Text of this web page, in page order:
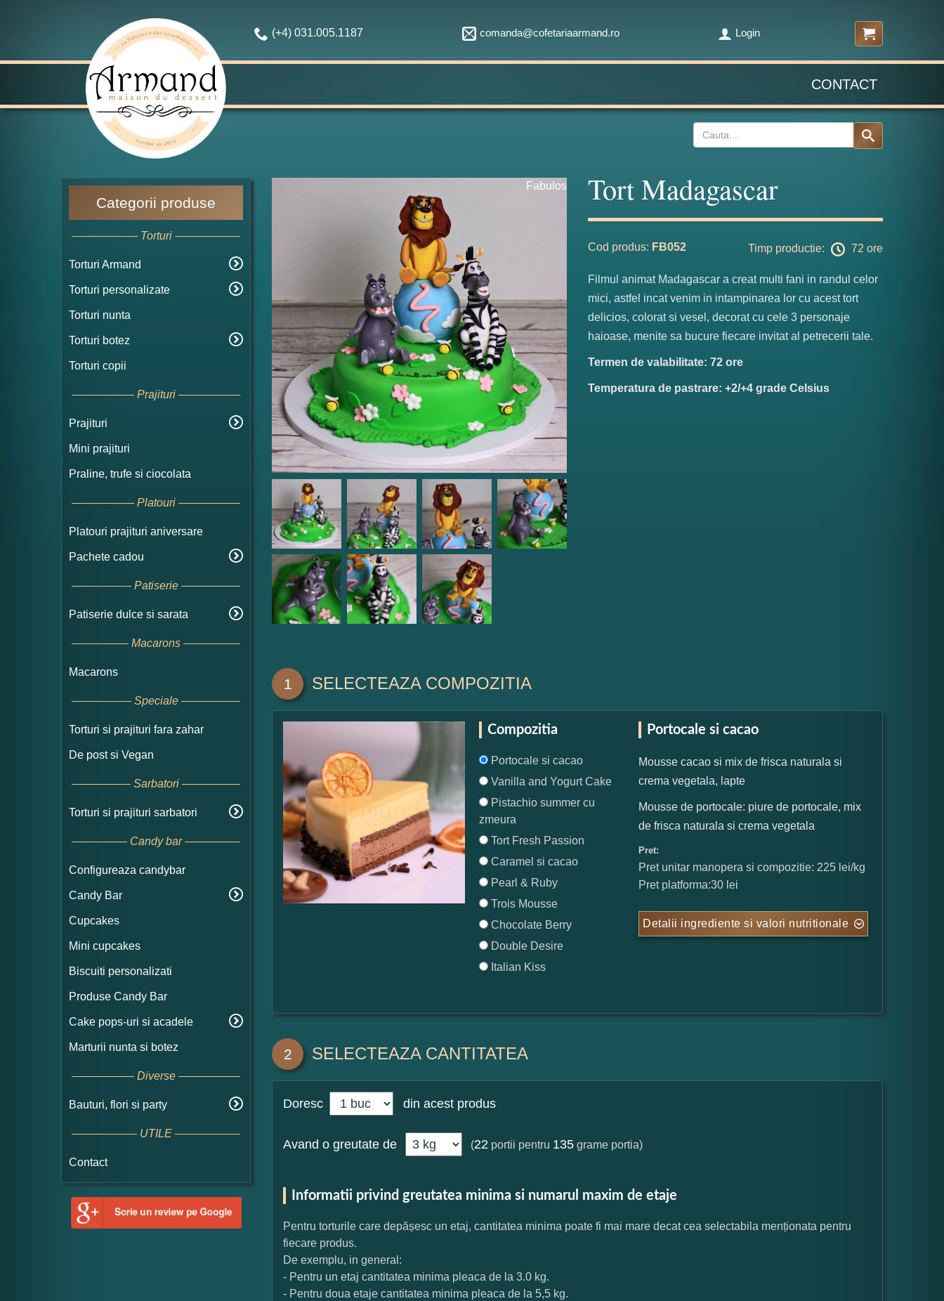
(+4) 031.005.1187 comanda@cofetariaarmand.ro Login
CONTACT
Categorii produse
Torturi
Torturi Armand
Torturi personalizate
Torturi nunta
Torturi botez
Torturi copii
Prajituri
Prajituri
Mini prajituri
Praline, trufe si ciocolata
Platouri
Platouri prajituri aniversare
Pachete cadou
Patiserie
Patiserie dulce si sarata
Macarons
Macarons
Speciale
Torturi si prajituri fara zahar
De post si Vegan
Sarbatori
Torturi si prajituri sarbatori
Candy bar
Configureaza candybar
Candy Bar
Cupcakes
Mini cupcakes
Biscuiti personalizati
Produse Candy Bar
Cake pops-uri si acadele
Marturii nunta si botez
Diverse
Bauturi, flori si party
UTILE
Contact
Fabulos Tort Madagascar
Cod produs: FB052 Timp productie: 72 ore
Filmul animat Madagascar a creat multi fani in randul celor
mici, astfel incat venim in intampinarea lor cu acest tort
delicios, colorat si vesel, decorat cu cele 3 personaje
haioase, menite sa bucure fiecare invitat al petrecerii tale.
Termen de valabilitate: 72 ore
Temperatura de pastrare: +2/+4 grade Celsius
1 SELECTEAZA COMPOZITIA
Compozitia
Portocale si cacao
Vanilla and Yogurt Cake
Pistachio summer cu
zmeura
Tort Fresh Passion
Caramel si cacao
Pearl & Ruby
Trois Mousse
Chocolate Berry
Double Desire
Italian Kiss
Portocale si cacao
Mousse cacao si mix de frisca naturala si
crema vegetala, lapte
Mousse de portocale: piure de portocale, mix
de frisca naturala si crema vegetala
Pret:
Pret unitar manopera si compozitie: 225 lei/kg
Pret platforma:30 lei
Detalii ingrediente si valori nutritionale
2 SELECTEAZA CANTITATEA
Doresc din acest produs
Avand o greutate de (22 portii pentru 135 grame portia)
Informatii privind greutatea minima si numarul maxim de etaje
Pentru torturile care depășesc un etaj, cantitatea minima poate fi mai mare decat cea selectabila menționata pentru
fiecare produs.
De exemplu, in general:
- Pentru un etaj cantitatea minima pleaca de la 3.0 kg.
- Pentru doua etaje cantitatea minima pleaca de la 5,5 kg.